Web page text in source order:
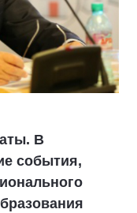
В
события,